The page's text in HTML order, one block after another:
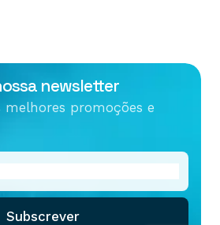
newsletter
promoções e
Subscrever